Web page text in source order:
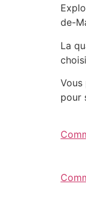
de-
La
pour